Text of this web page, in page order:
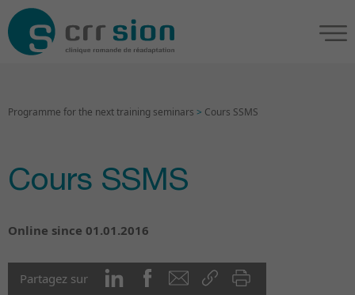
Programme for the next training seminars > Cours SSMS
Cours SSMS
Online since 01.01.2016
Partagez sur